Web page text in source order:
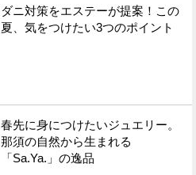
ダニ対策をエステーが提案！この
夏、気をつけたい3つのポイント
春先に身につけたいジュエリー。
那須の自然から生まれる
「Sa.Ya.」の逸品